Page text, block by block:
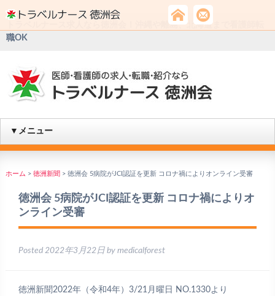
トラベルナース求人なら徳洲会！沖縄や離島、北海道まで看護師転
職OK
▼メニュー
ホーム > 徳洲新聞 > 徳洲会 5病院がJCI認証を更新 コロナ禍によりオンライン受審
徳洲会 5病院がJCI認証を更新 コロナ禍によりオ
ンライン受審
Posted 2022年3月22日 by medicalforest
徳洲新聞2022年（令和4年）3/21月曜日 NO.1330より